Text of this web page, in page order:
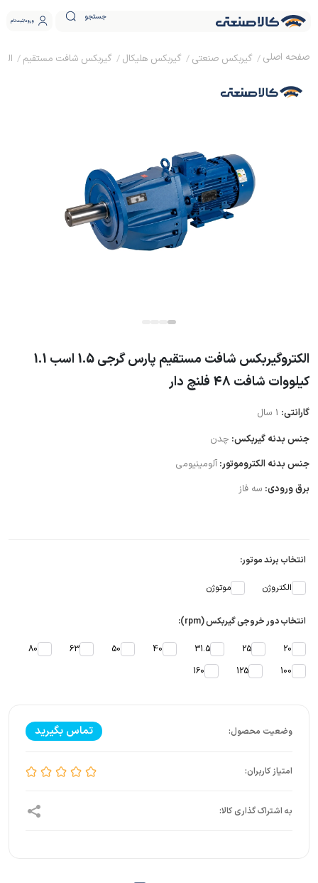
جستجو ورود ثبت نام
گیربکس صنعتی گیربکس هلیکال گیربکس شافت مستقیم
الکتروگیربکس شافت مستقیم پارس گرجی 1.5 اسب 1.1
کیلووات شافت 48 فلنچ دار
گارانتی: 1 سال
جنس بدنه گیربکس: چدن
جنس بدنه الکتروموتور: آلومینیومی
برق ورودی: سه فاز
انتخاب برند موتور:
الکتروژن موتوژن
انتخاب دور خروجی گیربکس (rpm):
20
25
31.5
40
50
63
80
100
125
160
تماس بگیرید